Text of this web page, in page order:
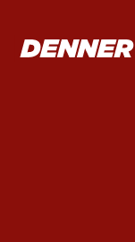
Robe jaune paille.
abricots et la cire